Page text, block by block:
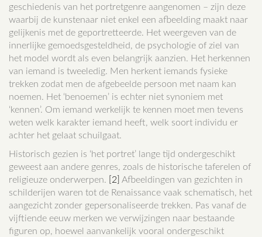
geschiedenis van het portretgenre aangenomen – zijn deze
waarbij de kunstenaar niet enkel een afbeelding maakt naar
gelijkenis met de geportretteerde. Het weergeven van de
innerlijke gemoedsgesteldheid, de psychologie of ziel van
het model wordt als even belangrijk aanzien. Het herkennen
van iemand is tweeledig. Men herkent iemands fysieke
trekken zodat men de afgebeelde persoon met naam kan
noemen. Het ‘benoemen’ is echter niet synoniem met
‘kennen’. Om iemand werkelijk te kennen moet men tevens
weten welk karakter iemand heeft, welk soort individu er
achter het gelaat schuilgaat.
Historisch gezien is ‘het portret’ lange tijd ondergeschikt
geweest aan andere genres, zoals de historische taferelen of
religieuze onderwerpen.
[2] Afbeeldingen van gezichten in
schilderijen waren tot de Renaissance vaak schematisch, het
aangezicht zonder gepersonaliseerde trekken. Pas vanaf de
vijftiende eeuw merken we verwijzingen naar bestaande
figuren op, hoewel aanvankelijk vooral ondergeschikt